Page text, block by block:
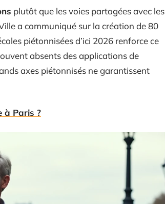
plutôt que les voies partagées avec les
a communiqué sur la création de 80
piétonnisées d’ici 2026 renforce ce
absents des applications de
axes piétonnisés ne garantissent
à Paris ?